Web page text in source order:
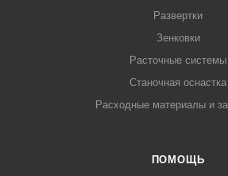
Развертки
Зенковки
Расточные системы
Станочная оснастка
Расходные материалы и
ПОМОЩЬ